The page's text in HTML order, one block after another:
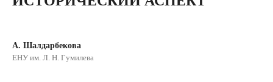
А. Шалдарбекова
ЕНУ им. Л. Н. Гумилева